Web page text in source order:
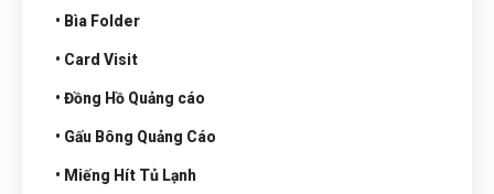
• Bìa Folder
• Card Visit
• Đồng Hồ Quảng cáo
• Gấu Bông Quảng Cáo
• Miếng Hít Tủ Lạnh